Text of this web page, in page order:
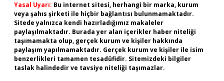
Yasal Uyarı: Bu internet sitesi, herhangi bir marka, kurum
veya şahıs şirketi ile hiçbir bağlantısı bulunmamaktadır.
Sitede yalnızca kendi hazırladığımız makaleler
paylaşılmaktadır. Burada yer alan içerikler haber niteliği
taşımamakta olup, gerçek kurum ve kişiler hakkında
paylaşım yapılmamaktadır. Gerçek kurum ve kişiler ile isim
benzerlikleri tamamen tesadüfidir. Sitemizdeki bilgiler
taslak halindedir ve tavsiye niteliği taşımazlar.